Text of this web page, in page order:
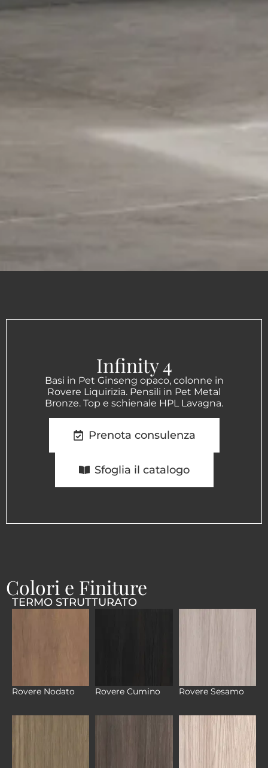
Infinity 4
Basi in Pet Ginseng opaco, colonne in
Rovere Liquirizia. Pensili in Pet Metal
Bronze. Top e schienale HPL Lavagna.
Prenota consulenza
Sfoglia il catalogo
Colori e Finiture
TERMO STRUTTURATO
Rovere Nodato Rovere Cumino Rovere Sesamo